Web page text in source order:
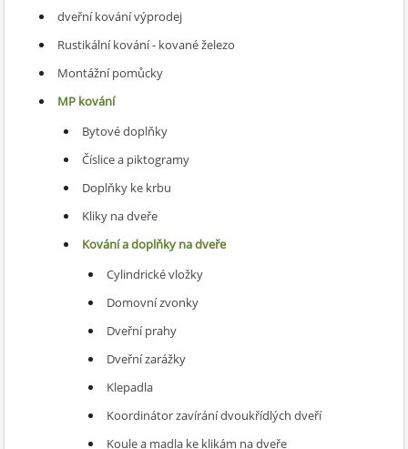
dveřní kování výprodej
Rustikální kování - kované železo
Montážní pomůcky
MP kování
Bytové doplňky
Číslice a piktogramy
Doplňky ke krbu
Kliky na dveře
Kování a doplňky na dveře
Cylindrické vložky
Domovní zvonky
Dveřní prahy
Dveřní zarážky
Klepadla
Koordinátor zavírání dvoukřídlých dveří
Koule a madla ke klikám na dveře